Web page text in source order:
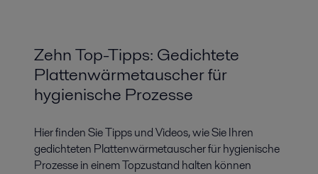
Zehn Top-Tipps: Gedichtete
Plattenwärmetauscher für
hygienische Prozesse
Hier finden Sie Tipps und Videos, wie Sie Ihren
gedichteten Plattenwärmetauscher für hygienische
Prozesse in einem Topzustand halten können